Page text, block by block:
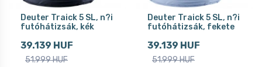
Deuter Traick 5 SL, n?i
futóhátizsák, kék
39.139 HUF
51.999 HUF
Deuter Traick 5 SL, n?i
futóhátizsák, fekete
39.139 HUF
51.999 HUF